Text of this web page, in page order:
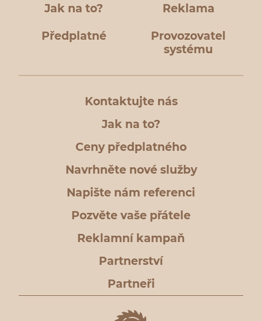
Jak na to? Reklama
Předplatné
Provozovatel
systému
Kontaktujte nás
Jak na to?
Ceny předplatného
Navrhněte nové služby
Napište nám referenci
Pozvěte vaše přátele
Reklamní kampaň
Partnerství
Partneři